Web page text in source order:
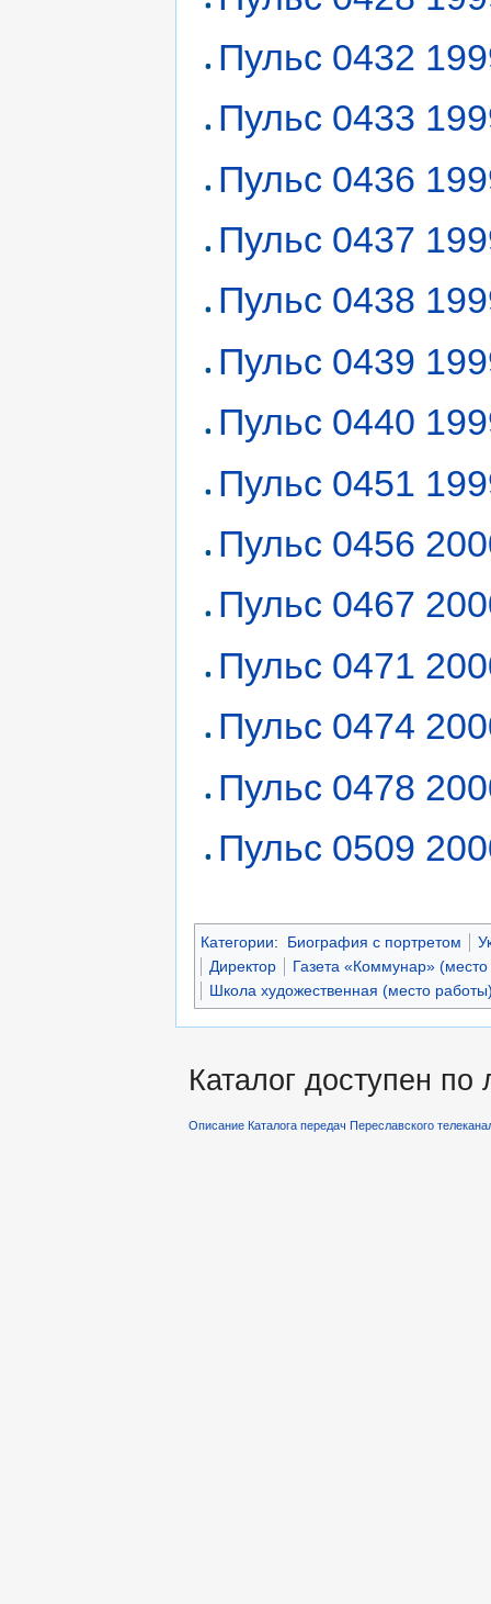
Пульс 0432
Пульс 0433
Пульс 0436
Пульс 0437
Пульс 0438
Пульс 0439
Пульс 0440
Пульс 0451
Пульс 0456
Пульс 0467
Пульс 0471
Пульс 0474
Пульс 0478
Пульс 0509
Категории: Биография с портретом
Директор
Газета «Коммунар»
Школа художественная (место
Каталог доступен
Описание Каталога передач Переславского